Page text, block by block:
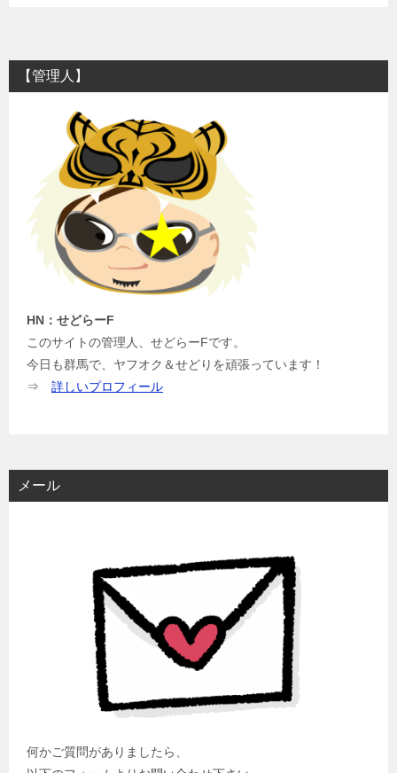
【管理人】
HN：せどらーF
このサイトの管理人、せどらーFです。
今日も群馬で、ヤフオク＆せどりを頑張っています！
⇒ 詳しいプロフィール
メール
何かご質問がありましたら、